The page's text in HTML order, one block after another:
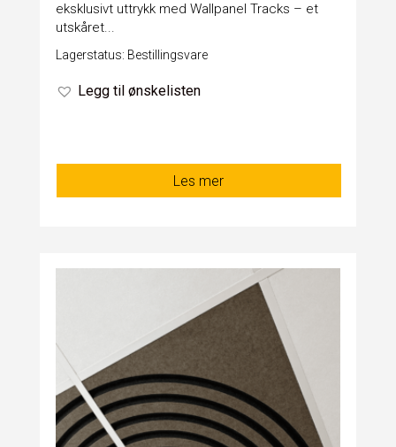
eksklusivt uttrykk med Wallpanel Tracks – et
utskåret...
Lagerstatus: Bestillingsvare
Legg til ønskelisten
Les mer